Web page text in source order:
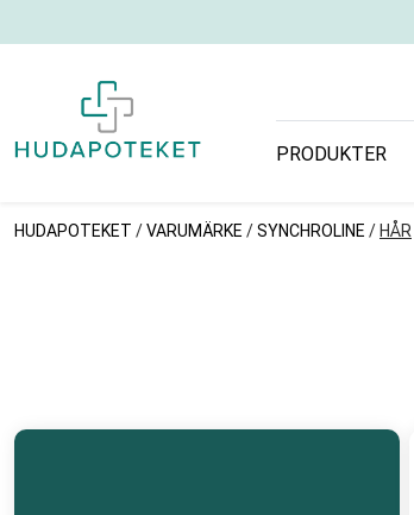
PRODUKTER
HUDAPOTEKET /VARUMÄRKE /SYNCHROLINE / HÅR